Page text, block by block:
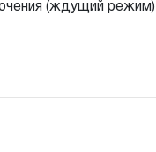
(ждущий